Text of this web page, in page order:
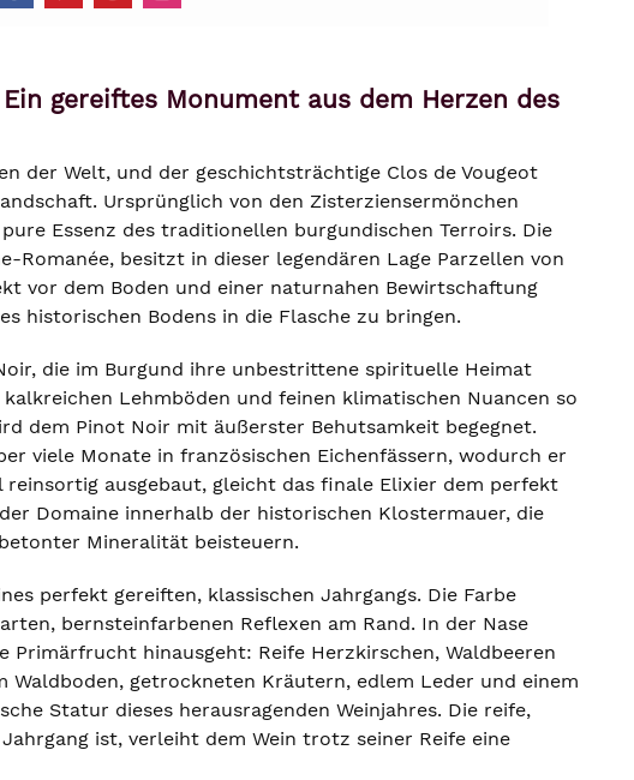
gereiftes Monument aus dem Herzen des
der Welt, und der geschichtsträchtige Clos de Vougeot
Ursprünglich von den Zisterziensermönchen
Essenz des traditionellen burgundischen Terroirs. Die
Romanée, besitzt in dieser legendären Lage Parzellen von
vor dem Boden und einer naturnahen Bewirtschaftung
historischen Bodens in die Flasche zu bringen.
die im Burgund ihre unbestrittene spirituelle Heimat
Lehmböden und feinen klimatischen Nuancen so
dem Pinot Noir mit äußerster Behutsamkeit begegnet.
viele Monate in französischen Eichenfässern, wodurch er
ausgebaut, gleicht das finale Elixier dem perfekt
Domaine innerhalb der historischen Klostermauer, die
Mineralität beisteuern.
perfekt gereiften, klassischen Jahrgangs. Die Farbe
bernsteinfarbenen Reflexen am Rand. In der Nase
hinausgeht: Reife Herzkirschen, Waldbeeren
getrockneten Kräutern, edlem Leder und einem
Statur dieses herausragenden Weinjahres. Die reife,
ist, verleiht dem Wein trotz seiner Reife eine